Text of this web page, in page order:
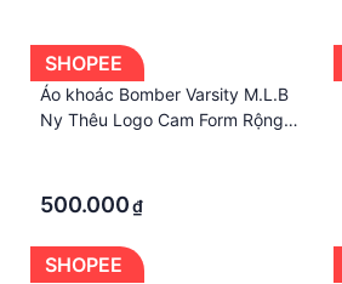
SHOPEE
Áo khoác Bomber Varsity M.L.B
Ny Thêu Logo Cam Form Rộng
500.000₫
SHOPEE